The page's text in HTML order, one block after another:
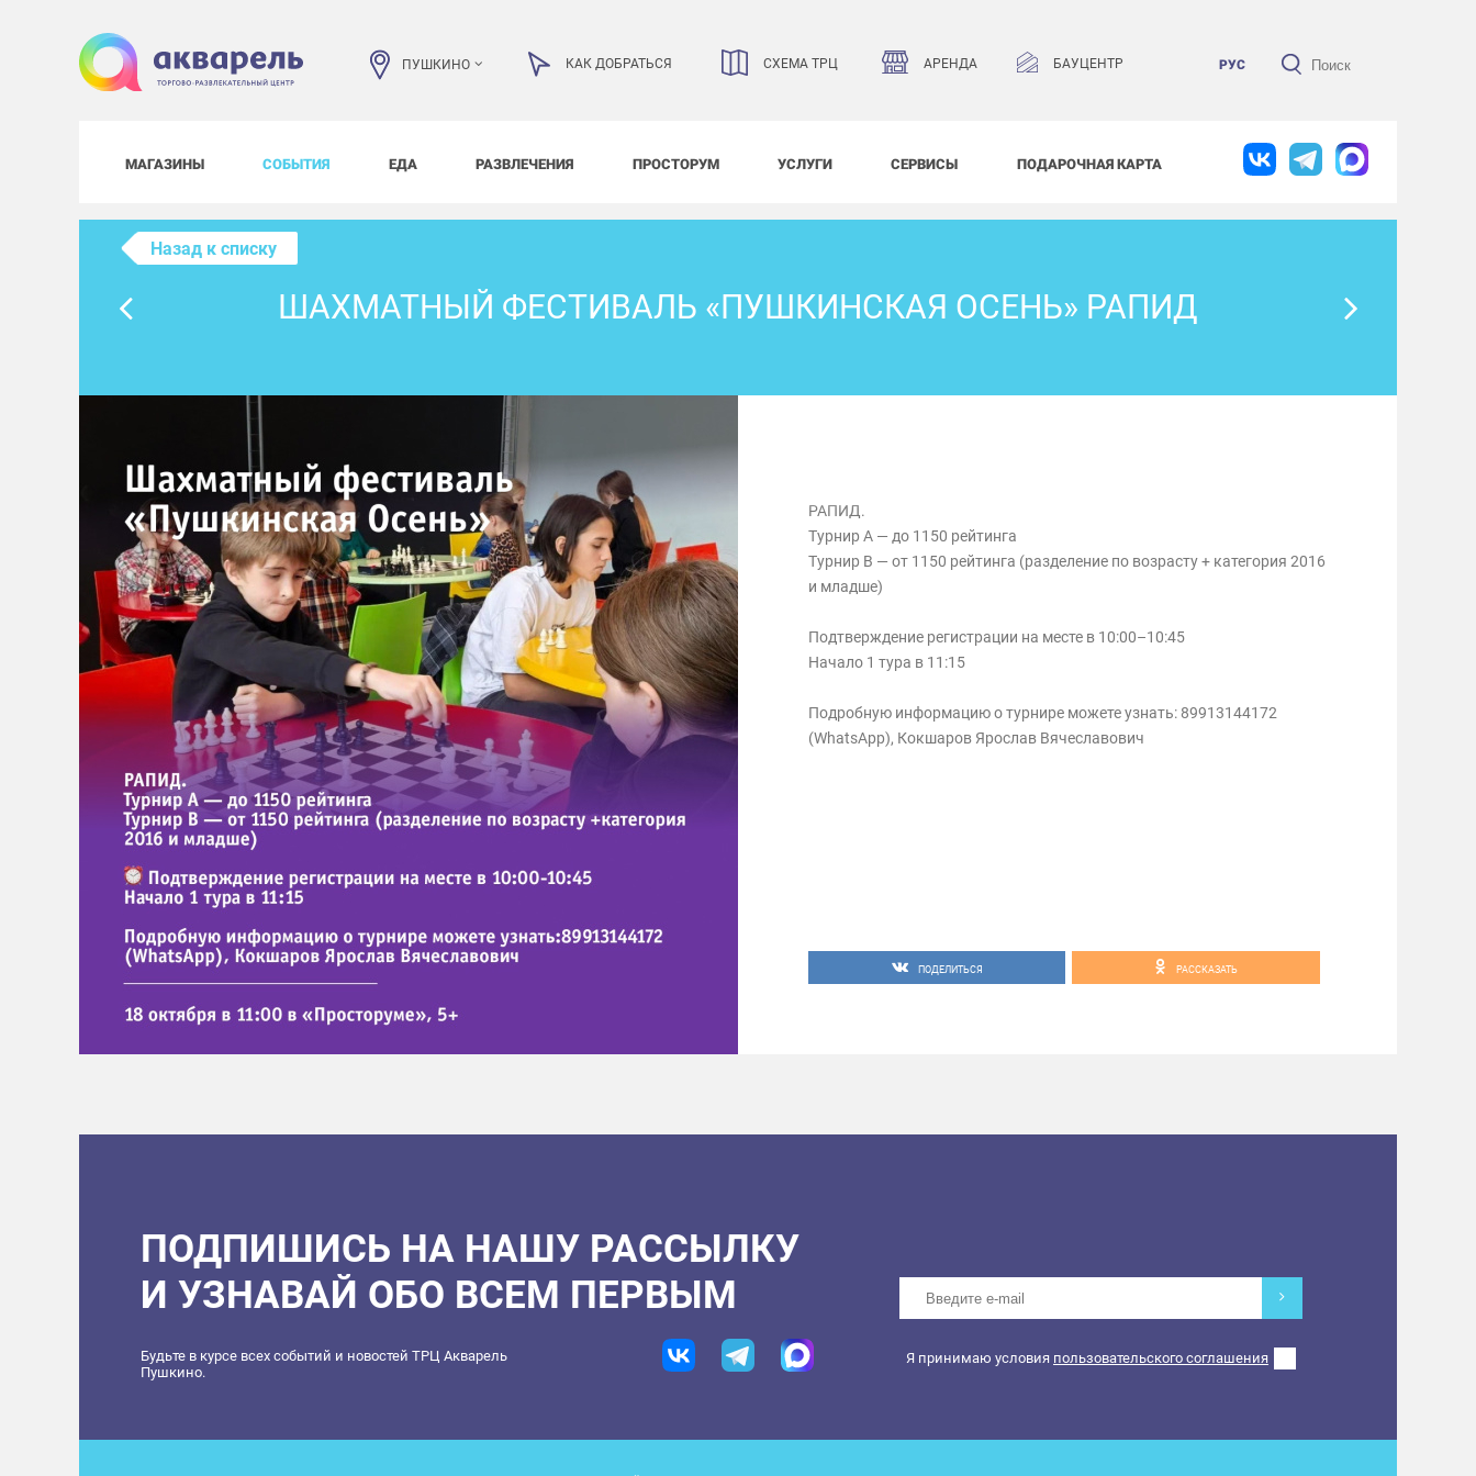
ПУШКИНО КАК ДОБРАТЬСЯ СХЕМА ТРЦ АРЕНДА БАУЦЕНТР РУС
МАГАЗИНЫ СОБЫТИЯ ЕДА РАЗВЛЕЧЕНИЯ ПРОСТОРУМ УСЛУГИ СЕРВИСЫ ПОДАРОЧНАЯ КАРТА
Назад к списку
ШАХМАТНЫЙ ФЕСТИВАЛЬ «ПУШКИНСКАЯ ОСЕНЬ» РАПИД
РАПИД.
Турнир А — до 1150 рейтинга
Турнир В — от 1150 рейтинга (разделение по возрасту + категория 2016
и младше)
Подтверждение регистрации на месте в 10:00–10:45
Начало 1 тура в 11:15
Подробную информацию о турнире можете узнать: 89913144172
(WhatsApp), Кокшаров Ярослав Вячеславович
ПОДЕЛИТЬСЯ РАССКАЗАТЬ
ПОДПИШИСЬ НА НАШУ РАССЫЛКУ
И УЗНАВАЙ ОБО ВСЕМ ПЕРВЫМ
Будьте в курсе всех событий и новостей ТРЦ Акварель
Пушкино.
Я принимаю условия пользовательского соглашения